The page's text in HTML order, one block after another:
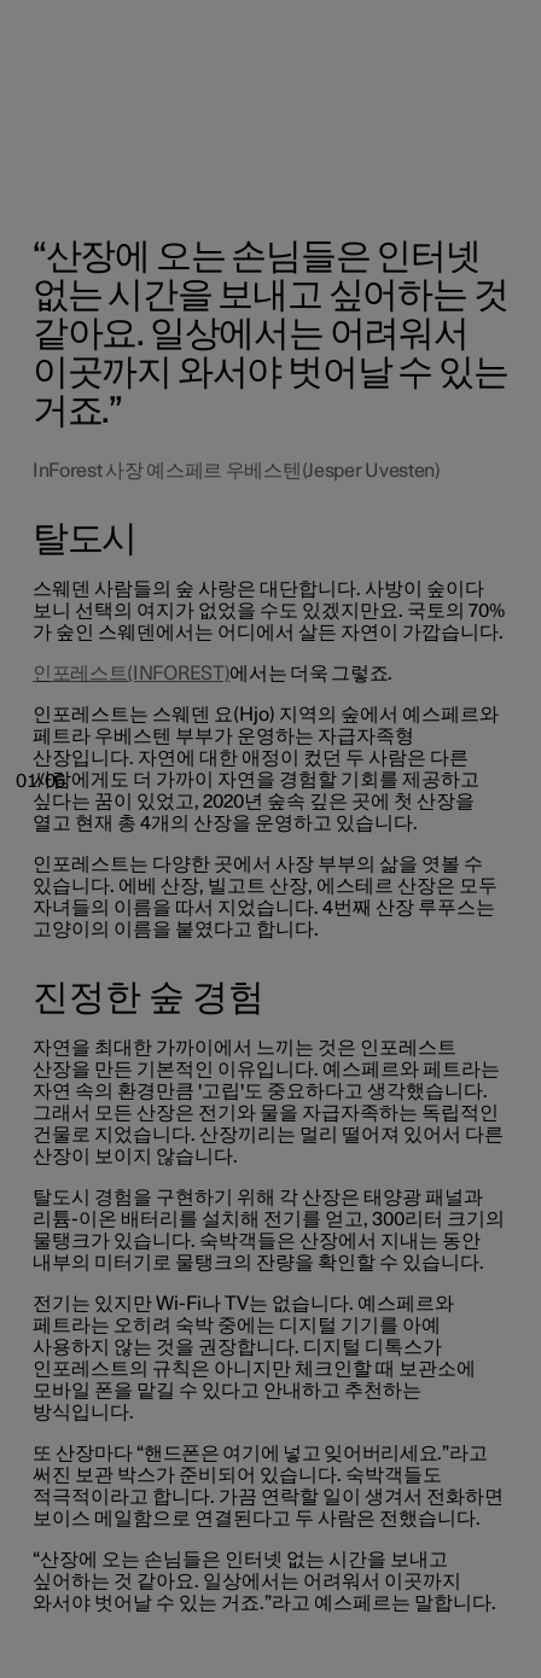
01/06
산장에 오는 손님들은 인터넷
없는 시간을 보내고 싶어하는 것
같아요. 일상에서는 어려워서
이곳까지 와서야 벗어날 수 있는
거죠.
InForest 사장 예스페르 우베스텐(Jesper Uvesten)
탈도시
스웨덴 사람들의 숲 사랑은 대단합니다. 사방이 숲이다
보니 선택의 여지가 없었을 수도 있겠지만요. 국토의 70%
가 숲인 스웨덴에서는 어디에서 살든 자연이 가깝습니다.
인포레스트(INFOREST)에서는 더욱 그렇죠.
인포레스트는 스웨덴 요(Hjo) 지역의 숲에서 예스페르와
페트라 우베스텐 부부가 운영하는 자급자족형
산장입니다. 자연에 대한 애정이 컸던 두 사람은 다른
사람에게도 더 가까이 자연을 경험할 기회를 제공하고
싶다는 꿈이 있었고, 2020년 숲속 깊은 곳에 첫 산장을
열고 현재 총 4개의 산장을 운영하고 있습니다.
인포레스트는 다양한 곳에서 사장 부부의 삶을 엿볼 수
있습니다. 에베 산장, 빌고트 산장, 에스테르 산장은 모두
자녀들의 이름을 따서 지었습니다. 4번째 산장 루푸스는
고양이의 이름을 붙였다고 합니다.
진정한 숲 경험
자연을 최대한 가까이에서 느끼는 것은 인포레스트
산장을 만든 기본적인 이유입니다. 예스페르와 페트라는
자연 속의 환경만큼 '고립'도 중요하다고 생각했습니다.
그래서 모든 산장은 전기와 물을 자급자족하는 독립적인
건물로 지었습니다. 산장끼리는 멀리 떨어져 있어서 다른
산장이 보이지 않습니다.
탈도시 경험을 구현하기 위해 각 산장은 태양광 패널과
리튬-이온 배터리를 설치해 전기를 얻고, 300리터 크기의
물탱크가 있습니다. 숙박객들은 산장에서 지내는 동안
내부의 미터기로 물탱크의 잔량을 확인할 수 있습니다.
전기는 있지만 Wi-Fi나 TV는 없습니다. 예스페르와
페트라는 오히려 숙박 중에는 디지털 기기를 아예
사용하지 않는 것을 권장합니다. 디지털 디톡스가
인포레스트의 규칙은 아니지만 체크인할 때 보관소에
모바일 폰을 맡길 수 있다고 안내하고 추천하는
방식입니다.
또 산장마다 “핸드폰은 여기에 넣고 잊어버리세요.”라고
써진 보관 박스가 준비되어 있습니다. 숙박객들도
적극적이라고 합니다. 가끔 연락할 일이 생겨서 전화하면
보이스 메일함으로 연결된다고 두 사람은 전했습니다.
“산장에 오는 손님들은 인터넷 없는 시간을 보내고
싶어하는 것 같아요. 일상에서는 어려워서 이곳까지
와서야 벗어날 수 있는 거죠.”라고 예스페르는 말합니다.